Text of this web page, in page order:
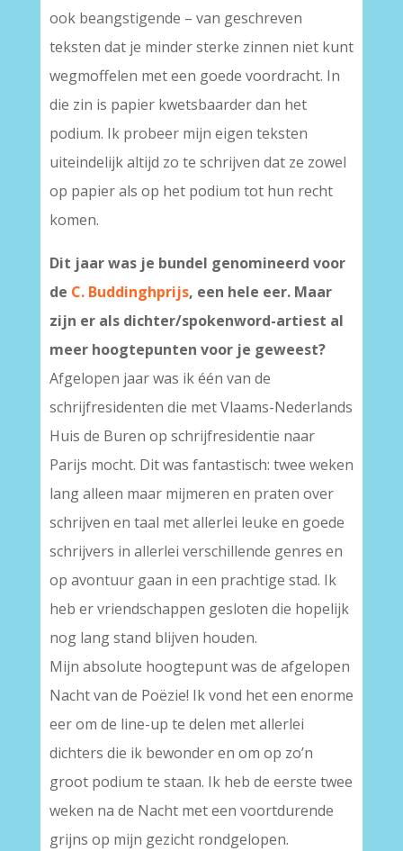
ook beangstigende – van geschreven
teksten dat je minder sterke zinnen niet kunt
wegmoffelen met een goede voordracht. In
die zin is papier kwetsbaarder dan het
podium. Ik probeer mijn eigen teksten
uiteindelijk altijd zo te schrijven dat ze zowel
op papier als op het podium tot hun recht
komen.
Dit jaar was je bundel genomineerd voor
de C. Buddinghprijs, een hele eer. Maar
zijn er als dichter/spokenword-artiest al
meer hoogtepunten voor je geweest?
Afgelopen jaar was ik één van de
schrijfresidenten die met Vlaams-Nederlands
Huis de Buren op schrijfresidentie naar
Parijs mocht. Dit was fantastisch: twee weken
lang alleen maar mijmeren en praten over
schrijven en taal met allerlei leuke en goede
schrijvers in allerlei verschillende genres en
op avontuur gaan in een prachtige stad. Ik
heb er vriendschappen gesloten die hopelijk
nog lang stand blijven houden.
Mijn absolute hoogtepunt was de afgelopen
Nacht van de Poëzie! Ik vond het een enorme
eer om de line-up te delen met allerlei
dichters die ik bewonder en om op zo’n
groot podium te staan. Ik heb de eerste twee
weken na de Nacht met een voortdurende
grijns op mijn gezicht rondgelopen.